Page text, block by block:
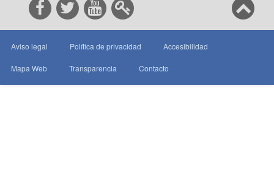
Aviso legal Política de privacidad Accesibilidad
Mapa Web Transparencia Contacto